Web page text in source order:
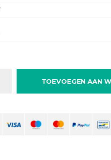
TOEVOEGEN AAN